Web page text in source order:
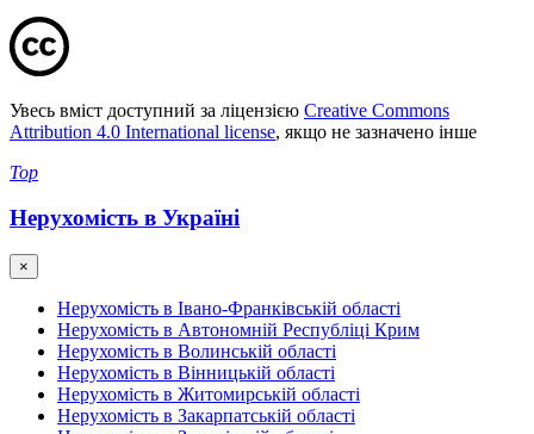
Увесь вміст доступний за ліцензією Creative Commons
Attribution 4.0 International license, якщо не зазначено інше
Top
Нерухомість в Україні
×
Нерухомість в Івано-Франківській області
Нерухомість в Автономній Республіці Крим
Нерухомість в Волинській області
Нерухомість в Вінницькій області
Нерухомість в Житомирській області
Нерухомість в Закарпатській області